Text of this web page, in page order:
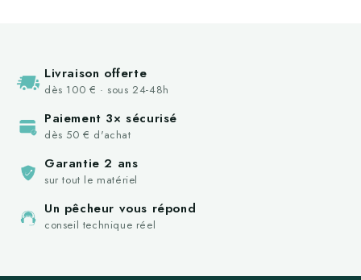
Livraison offerte
dès 100 € · sous 24-48h
Paiement 3× sécurisé
dès 50 € d'achat
Garantie 2 ans
sur tout le matériel
Un pêcheur vous répond
conseil technique réel